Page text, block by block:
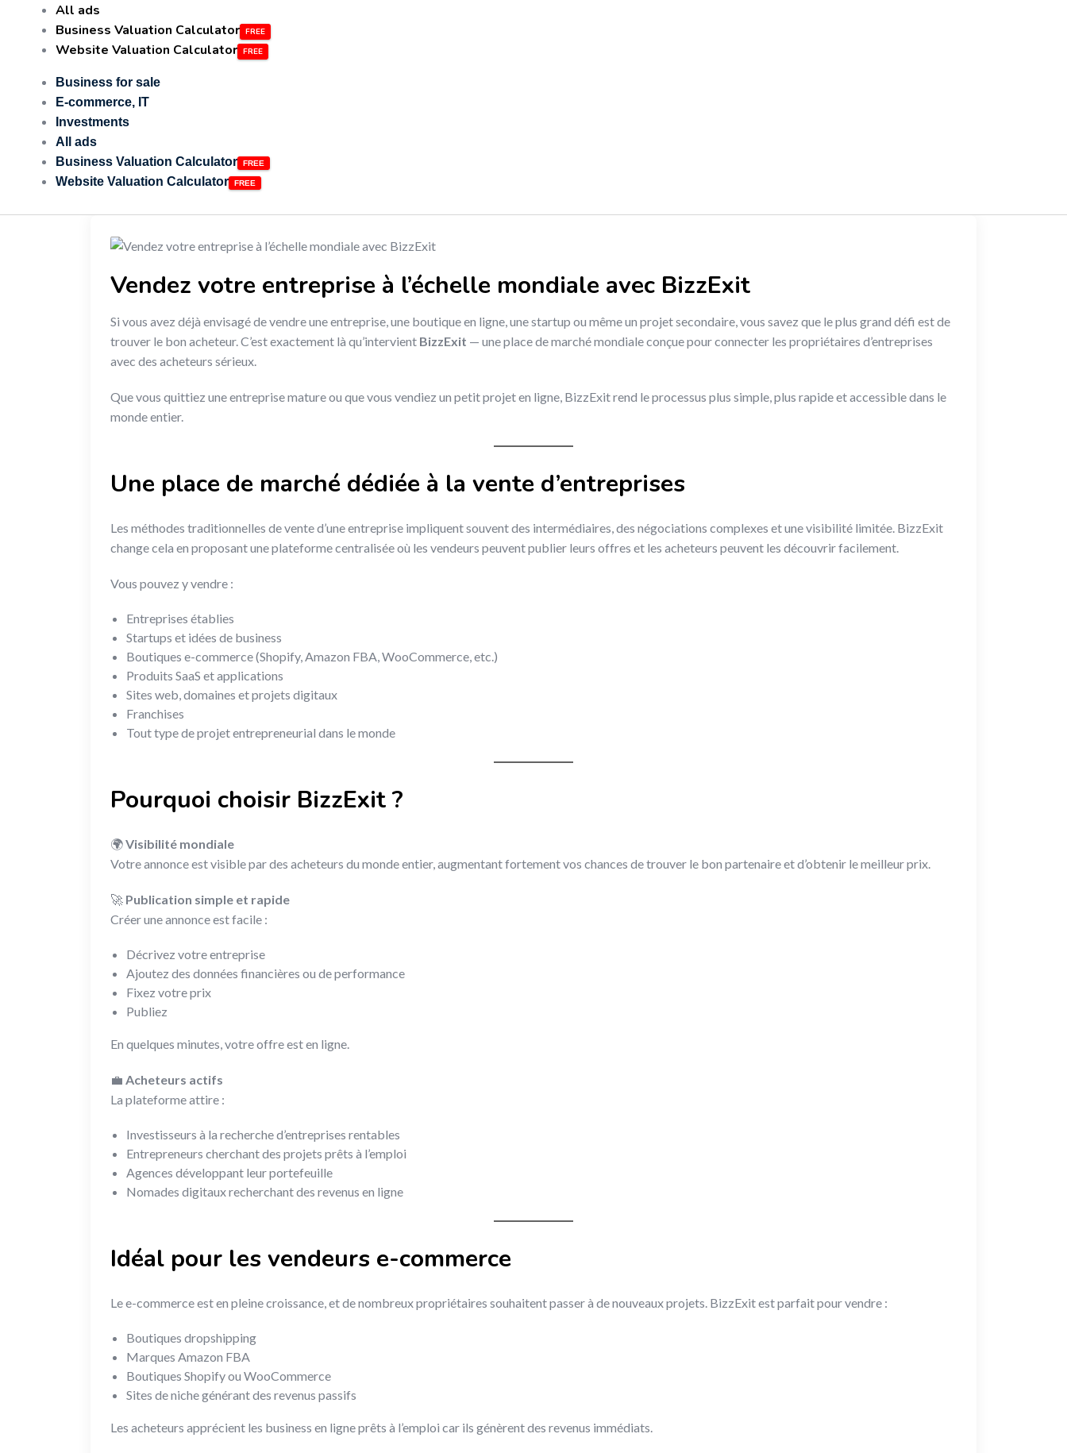
All ads
Business Valuation Calculator
Website Valuation Calculator
Business for sale
E-commerce, IT
Investments
All ads
Business Valuation Calculator
Website Valuation Calculator
Vendez votre entreprise à l’échelle mondiale avec BizzExit
Si vous avez déjà envisagé de vendre une entreprise, une boutique en ligne, une startup ou même un projet secondaire, vous savez que le plus grand défi est de
trouver le bon acheteur. C’est exactement là qu’intervient BizzExit — une place de marché mondiale conçue pour connecter les propriétaires d’entreprises
avec des acheteurs sérieux.
Que vous quittiez une entreprise mature ou que vous vendiez un petit projet en ligne, BizzExit rend le processus plus simple, plus rapide et accessible dans le
monde entier.
Une place de marché dédiée à la vente d’entreprises
Les méthodes traditionnelles de vente d’une entreprise impliquent souvent des intermédiaires, des négociations complexes et une visibilité limitée. BizzExit
change cela en proposant une plateforme centralisée où les vendeurs peuvent publier leurs offres et les acheteurs peuvent les découvrir facilement.
Vous pouvez y vendre :
Entreprises établies
Startups et idées de business
Boutiques e-commerce (Shopify, Amazon FBA, WooCommerce, etc.)
Produits SaaS et applications
Sites web, domaines et projets digitaux
Franchises
Tout type de projet entrepreneurial dans le monde
Pourquoi choisir BizzExit ?
🌍Visibilité mondiale
Votre annonce est visible par des acheteurs du monde entier, augmentant fortement vos chances de trouver le bon partenaire et d’obtenir le meilleur prix.
🚀 Publication simple et rapide
Créer une annonce est facile :
Décrivez votre entreprise
Ajoutez des données financières ou de performance
Fixez votre prix
Publiez
En quelques minutes, votre offre est en ligne.
💼 Acheteurs actifs
La plateforme attire :
Investisseurs à la recherche d’entreprises rentables
Entrepreneurs cherchant des projets prêts à l’emploi
Agences développant leur portefeuille
Nomades digitaux recherchant des revenus en ligne
Idéal pour les vendeurs e-commerce
Le e-commerce est en pleine croissance, et de nombreux propriétaires souhaitent passer à de nouveaux projets. BizzExit est parfait pour vendre :
Boutiques dropshipping
Marques Amazon FBA
Boutiques Shopify ou WooCommerce
Sites de niche générant des revenus passifs
Les acheteurs apprécient les business en ligne prêts à l’emploi car ils génèrent des revenus immédiats.